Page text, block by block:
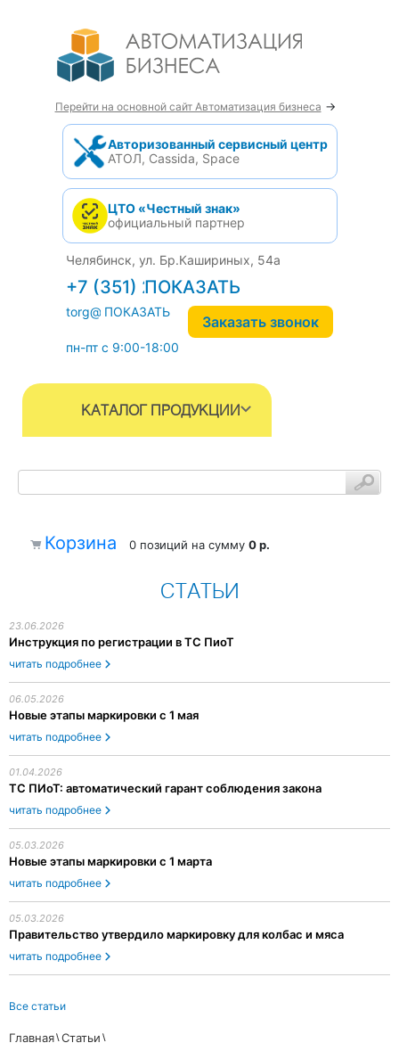
Перейти на основной сайт Автоматизация бизнеса →
Авторизованный сервисный центр
АТОЛ, Cassida, Space
ЦТО «Честный знак»
официальный партнер
Челябинск, ул. Бр.Кашириных, 54а
+7 (351) 242-04-09
torg@1cab.ru
Заказать звонок
пн-пт с 9:00-18:00
КАТАЛОГ ПРОДУКЦИИ
Корзина 0 позиций на сумму 0 р.
СТАТЬИ
23.06.2026
Инструкция по регистрации в ТС ПиоТ
читать подробнее
06.05.2026
Новые этапы маркировки с 1 мая
читать подробнее
01.04.2026
ТС ПИоТ: автоматический гарант соблюдения закона
читать подробнее
05.03.2026
Новые этапы маркировки с 1 марта
читать подробнее
05.03.2026
Правительство утвердило маркировку для колбас и мяса
читать подробнее
Все статьи
Главная Статьи